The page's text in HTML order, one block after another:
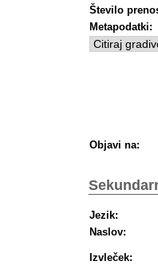
Število
Metapodatki:
Objavi na:
Jezik:
Naslov:
Izvleček: